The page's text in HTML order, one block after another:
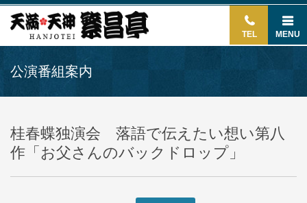
TEL MENU
公演番組案内
桂春蝶独演会 落語で伝えたい想い第八
作「お父さんのバックドロップ」